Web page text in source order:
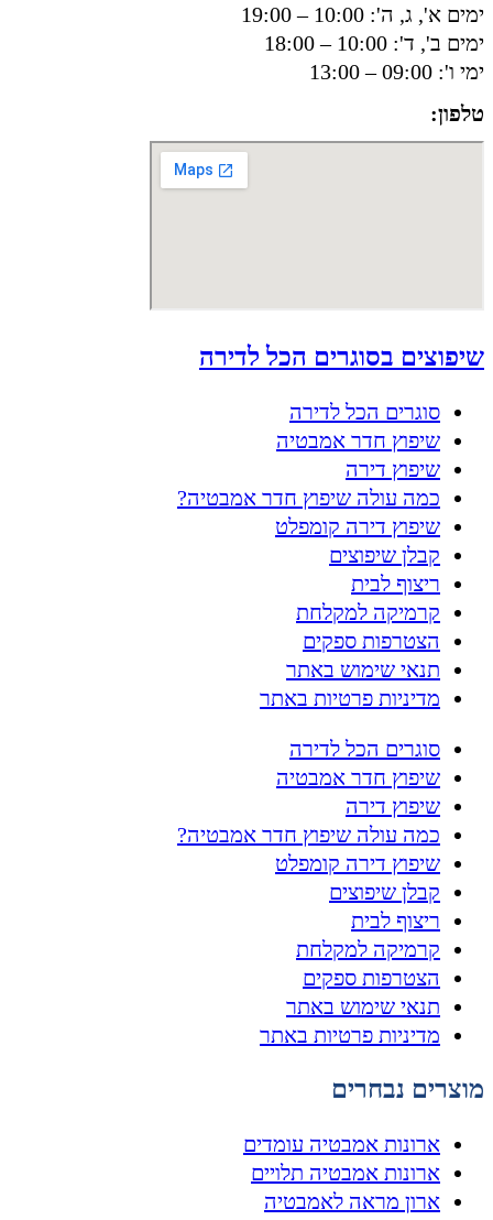
ימים א', ג, ה': 10:00 – 19:00
ימים ב', ד': 10:00 – 18:00
ימי ו': 09:00 – 13:00
טלפון:
שיפוצים בסוגרים הכל לדירה
סוגרים הכל לדירה
שיפוץ חדר אמבטיה
שיפוץ דירה
כמה עולה שיפוץ חדר אמבטיה?
שיפוץ דירה קומפלט
קבלן שיפוצים
ריצוף לבית
קרמיקה למקלחת
הצטרפות ספקים
תנאי שימוש באתר
מדיניות פרטיות באתר
סוגרים הכל לדירה
שיפוץ חדר אמבטיה
שיפוץ דירה
כמה עולה שיפוץ חדר אמבטיה?
שיפוץ דירה קומפלט
קבלן שיפוצים
ריצוף לבית
קרמיקה למקלחת
הצטרפות ספקים
תנאי שימוש באתר
מדיניות פרטיות באתר
מוצרים נבחרים
ארונות אמבטיה עומדים
ארונות אמבטיה תלויים
ארון מראה לאמבטיה